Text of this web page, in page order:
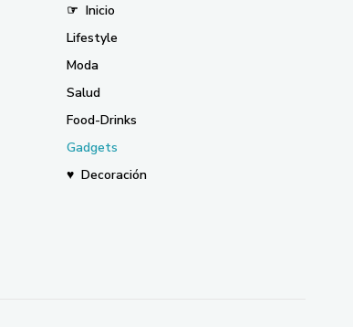
☞ Inicio
Lifestyle
Moda
Salud
Food-Drinks
Gadgets
♥ Decoración